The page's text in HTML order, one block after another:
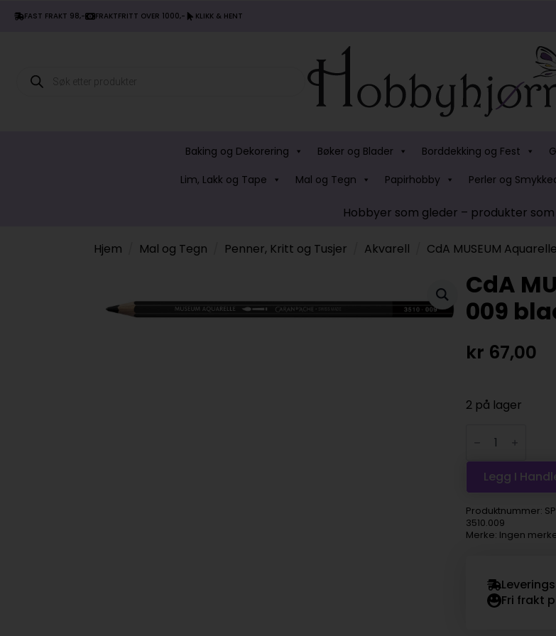
FAST FRAKT 98,- FRAKTFRITT OVER 1000,- KLIKK & HENT
Products
search
Baking og Dekorering Bøker og Blader Borddekking og Fest
Lim, Lakk og Tape
Mal og Tegn Papirhobby Perler og
Hobbyer som gleder – produkter
Hjem Mal og Tegn Penner, Kritt og Tusjer Akvarell CdA MUSEUM
CdA
009
kr 67,00
2 på lager
MUSEUM
Aquarelle
Pencil
009
black
antall
Legg I
Produktnummer:
3510.009
Merke: Ingen
Fri frakt